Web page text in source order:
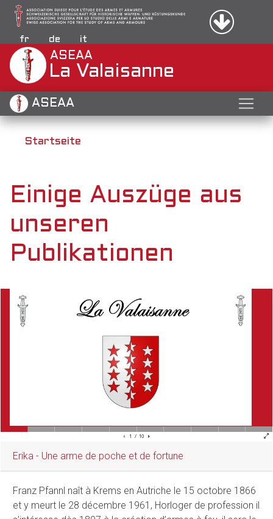
Direkt
zum
fr de it
Menu
ASEAA
La Valaisanne
ASEAA
Startseite
Einige Auszüge aus
unseren
Publikationen
Erika - Une arme de poche et de fortune
Franz Pfannl naît à Krems en Autriche le 15 octobre 1866
et y meurt le 28 décembre 1961, Horloger de profession il